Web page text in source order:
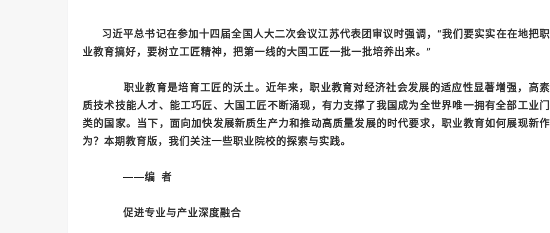
习近平总书记在参加十四届全国人大二次会议江苏代表团审议时强调，“我们要实实在在地把职
业教育搞好，要树立工匠精神，把第一线的大国工匠一批一批培养出来。”
职业教育是培育工匠的沃土。近年来，职业教育对经济社会发展的适应性显著增强，高素
质技术技能人才、能工巧匠、大国工匠不断涌现，有力支撑了我国成为全世界唯一拥有全部工业门
类的国家。当下，面向加快发展新质生产力和推动高质量发展的时代要求，职业教育如何展现新作
为？本期教育版，我们关注一些职业院校的探索与实践。
——编 者
促进专业与产业深度融合